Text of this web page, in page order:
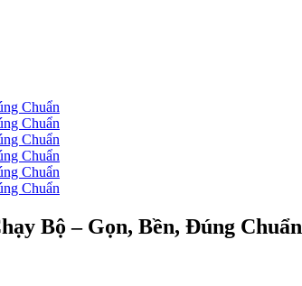
Bộ – Gọn, Bền, Đúng Chuẩn